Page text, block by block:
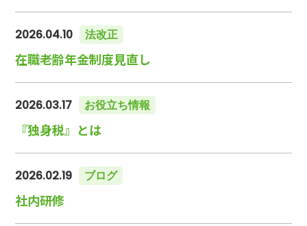
2026.04.10 法改正
在職老齢年金制度見直し
2026.03.17 お役立ち情報
『独身税』とは
2026.02.19 ブログ
社内研修